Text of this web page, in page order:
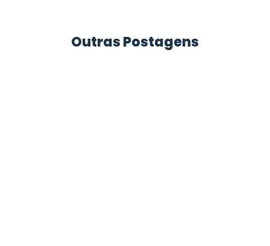
Outras Postagens